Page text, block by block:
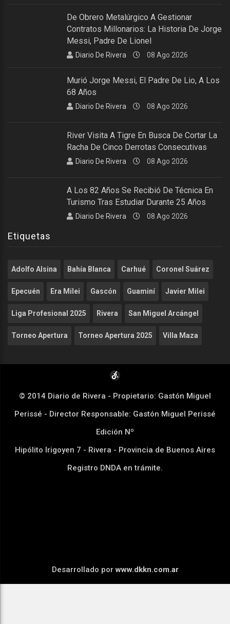
De Obrero Metalúrgico A Gestionar
Contratos Millonarios: La Historia De Jorge
Messi, Padre De Lionel
Diario De Rivera 08 Ago 2026
Murió Jorge Messi, El Padre De Lio, A Los
68 Años
Diario De Rivera 08 Ago 2026
River Visita A Tigre En Busca De Cortar La
Racha De Cinco Derrotas Consecutivas
Diario De Rivera 08 Ago 2026
A Los 82 Años Se Recibió De Técnica En
Turismo Tras Estudiar Durante 25 Años
Diario De Rivera 08 Ago 2026
Etiquetas
Adolfo Alsina Bahía Blanca Carhué Coronel Suárez
Epecuén Era Milei Gascón Guaminí Javier Milei
Liga Profesional 2025 Rivera San Miguel Arcángel
Torneo Apertura Torneo Apertura 2025 Villa Maza
© 2014 Diario de Rivera - Propietario: Gastón Miguel
Perissé - Director Responsable: Gastón Miguel Perissé
Edición Nº
Hipólito Irigoyen 7 - Rivera - Provincia de Buenos Aires
Registro DNDA en trámite.